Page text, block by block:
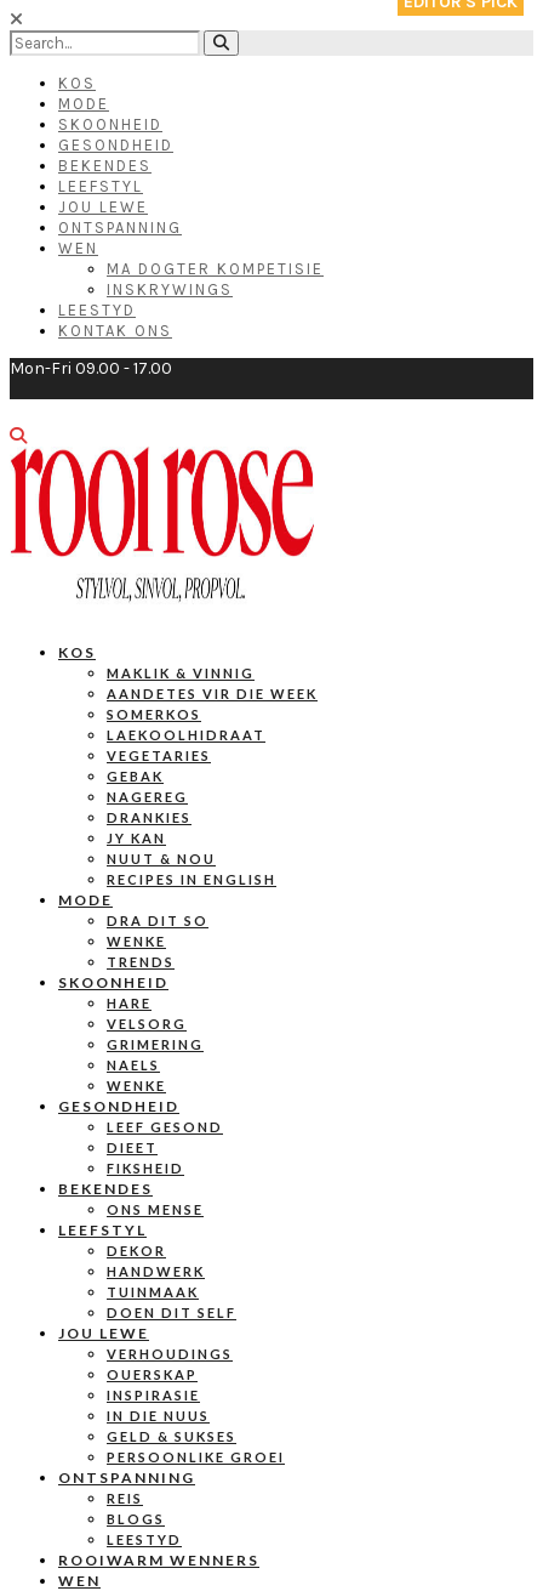
KOS
MODE
SKOONHEID
GESONDHEID
BEKENDES
LEEFSTYL
JOU LEWE
ONTSPANNING
WEN
MA DOGTER KOMPETISIE
INSKRYWINGS
LEESTYD
KONTAK ONS
Mon-Fri 09.00 - 17.00
KOS
MAKLIK & VINNIG
AANDETES VIR DIE WEEK
SOMERKOS
LAEKOOLHIDRAAT
VEGETARIES
GEBAK
NAGEREG
DRANKIES
JY KAN
NUUT & NOU
RECIPES IN ENGLISH
MODE
DRA DIT SO
WENKE
TRENDS
SKOONHEID
HARE
VELSORG
GRIMERING
NAELS
WENKE
GESONDHEID
LEEF GESOND
DIEET
FIKSHEID
BEKENDES
ONS MENSE
LEEFSTYL
DEKOR
HANDWERK
TUINMAAK
DOEN DIT SELF
JOU LEWE
VERHOUDINGS
OUERSKAP
INSPIRASIE
IN DIE NUUS
GELD & SUKSES
PERSOONLIKE GROEI
ONTSPANNING
REIS
BLOGS
LEESTYD
ROOIWARM WENNERS
WEN